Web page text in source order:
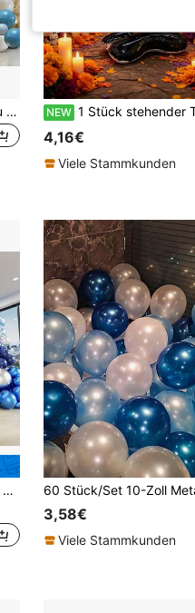
86/136 Stücke Tiefnebel Blau Grau Blau Weiß Sand Metall Gold Latex Ballon Set in verschiedenen Größen, dekoriert mit Blumengirlanden, geeignet für Geburtstag, Hochzeiten, Jahrestage, Brautduschen, Badezimmerdekoration, Einzelparty, Sommer Ozean Thema Party. NEW 1 Stück stehender Tag der Toten Kreuz Grabstein Ballon, Tag der Toten Halloween Dekoration Ballon, Skelett Ballon, geeignet für Tag der Toten Party, Tag der Toten Dekoration,
4,16€
Viele Stammkunden
3,58€
Viele Stammkunden